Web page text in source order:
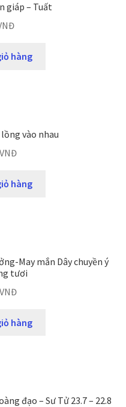
giáp – Tuất
hàng
vào nhau
VNĐ
hàng
May mắn Dây chuyền ý
tươi
VNĐ
hàng
đạo – Sư Tử 23.7 – 22.8